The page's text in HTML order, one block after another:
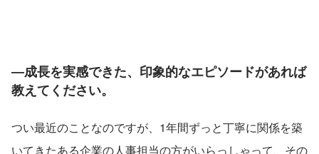
―成長を実感できた、印象的なエピソードがあれば
教えてください。
つい最近のことなのですが、1年間ずっと丁寧に関係を築
いてきたある企業の人事担当の方がいらっしゃって、その